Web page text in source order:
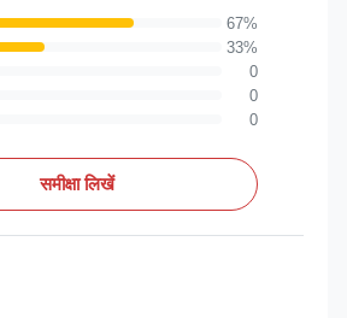
67%
33%
0
0
0
समीक्षा लिखें